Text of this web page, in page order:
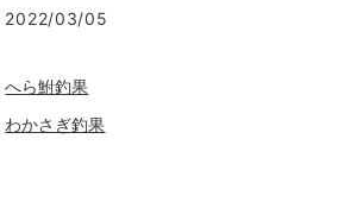
2022/03/05
へら鮒釣果
わかさぎ釣果